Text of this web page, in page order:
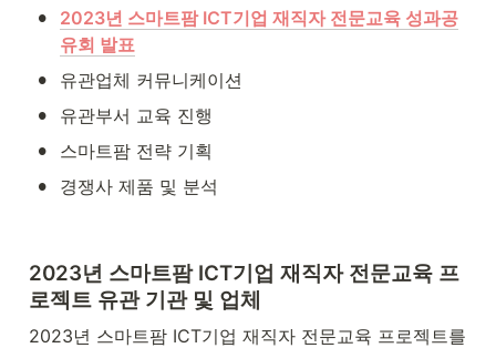
•
2023년 스마트팜 ICT기업 재직자 전문교육 성과공
유회 발표
• 유관업체 커뮤니케이션
• 유관부서 교육 진행
• 스마트팜 전략 기획
• 경쟁사 제품 및 분석
2023년 스마트팜 ICT기업 재직자 전문교육 프
로젝트 유관 기관 및 업체
2023년 스마트팜 ICT기업 재직자 전문교육 프로젝트를